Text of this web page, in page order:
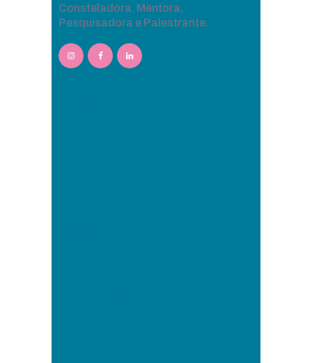
Consteladora, Mentora,
Pesquisadora e Palestrante.
Mapa do Site